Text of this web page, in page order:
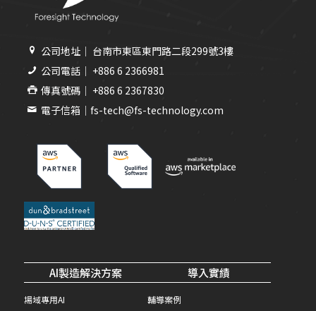
公司地址｜ 台南市東區東門路二段299號3樓
公司電話｜ +886 6 2366981
傳真號碼｜ +886 6 2367830
電子信箱｜fs-tech@fs-technology.com
AI製造解決方案
場域專用AI
導入實績
輔導案例